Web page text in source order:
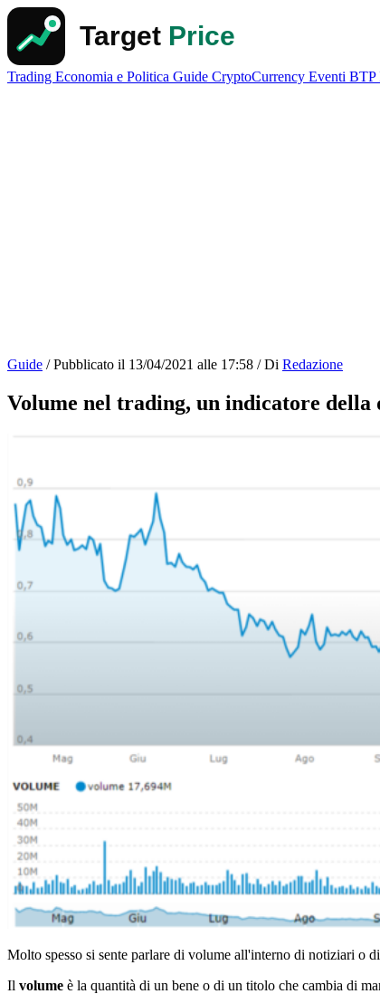
Trading Economia e Politica Guide CryptoCurrency Eventi BTP
Guide / Pubblicato il 13/04/2021 alle 17:58 / Di Redazione
Volume nel trading, un indicatore della
Molto spesso si sente parlare di volume all'interno di notiziari o
Il volume è la quantità di un bene o di un titolo che cambia di